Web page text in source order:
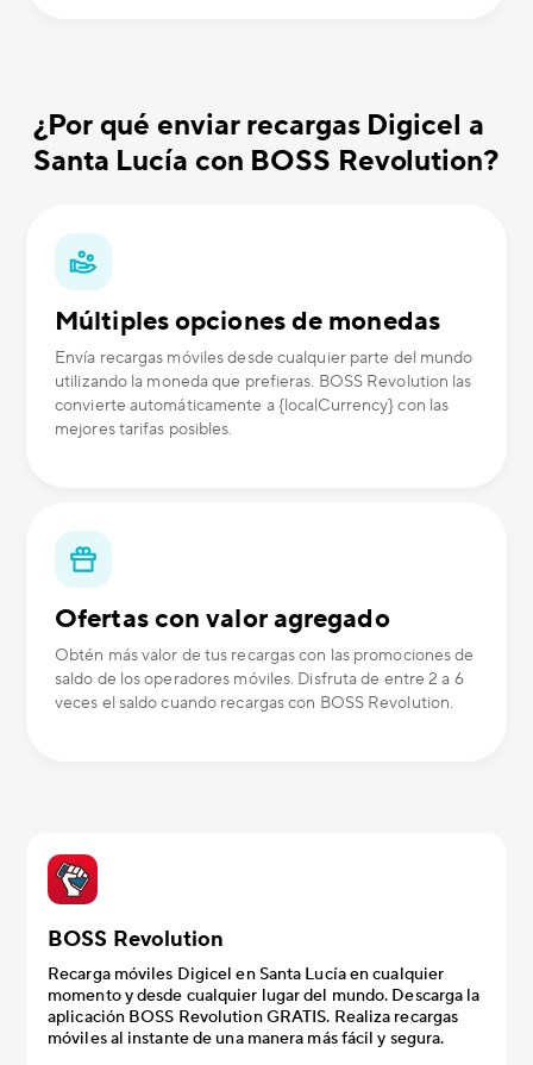
¿Por qué enviar recargas Digicel a
Santa Lucía con BOSS Revolution?
Múltiples opciones de monedas
Envía recargas móviles desde cualquier parte del mundo
utilizando la moneda que prefieras. BOSS Revolution las
convierte automáticamente a {localCurrency} con las
mejores tarifas posibles.
Ofertas con valor agregado
Obtén más valor de tus recargas con las promociones de
saldo de los operadores móviles. Disfruta de entre 2 a 6
veces el saldo cuando recargas con BOSS Revolution.
BOSS Revolution
Recarga móviles Digicel en Santa Lucía en cualquier
momento y desde cualquier lugar del mundo. Descarga la
aplicación BOSS Revolution GRATIS. Realiza recargas
móviles al instante de una manera más fácil y segura.